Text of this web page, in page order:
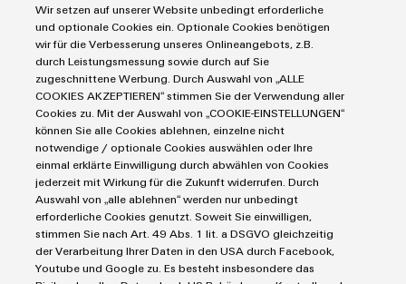
steckverbinder und sorgt dank PUSH IN Technologie dafür,
dass Signale und Ströme zuverlässig und verlustfrei übertragen
werden.
LEITERPLATTENKLEMMEN UND -STECKVERBINDER
Wir setzen auf unserer Website unbedingt erforderliche
und optionale Cookies ein. Optionale Cookies benötigen
wir für die Verbesserung unseres Onlineangebots, z.B.
durch Leistungsmessung sowie durch auf Sie
zugeschnittene Werbung. Durch Auswahl von „ALLE
COOKIES AKZEPTIEREN“ stimmen Sie der Verwendung aller
Cookies zu. Mit der Auswahl von „COOKIE-EINSTELLUNGEN“
können Sie alle Cookies ablehnen, einzelne nicht
notwendige / optionale Cookies auswählen oder Ihre
einmal erklärte Einwilligung durch abwählen von Cookies
jederzeit mit Wirkung für die Zukunft widerrufen. Durch
Auswahl von „alle ablehnen“ werden nur unbedingt
erforderliche Cookies genutzt. Soweit Sie einwilligen,
stimmen Sie nach Art. 49 Abs. 1 lit. a DSGVO gleichzeitig
der Verarbeitung Ihrer Daten in den USA durch Facebook,
Youtube und Google zu. Es besteht insbesondere das